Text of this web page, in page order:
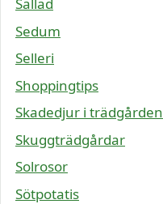
Sallad
Sedum
Selleri
Shoppingtips
Skadedjur i trädgården
Skuggträdgårdar
Solrosor
Sötpotatis